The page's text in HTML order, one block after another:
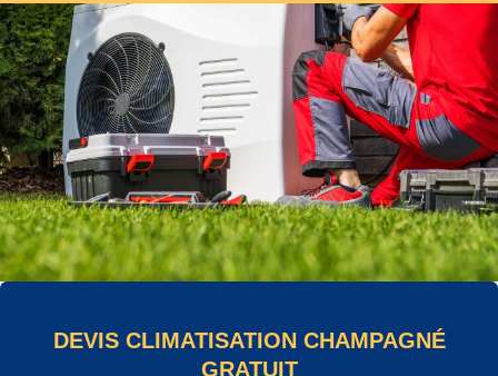
DEVIS CLIMATISATION CHAMPAGNÉ
GRATUIT